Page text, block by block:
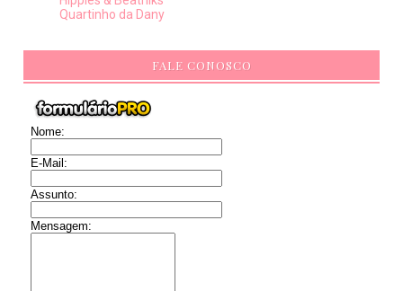
Quartinho da Dany
FALE CONOSCO
Nome:
E-Mail:
Assunto:
Mensagem: